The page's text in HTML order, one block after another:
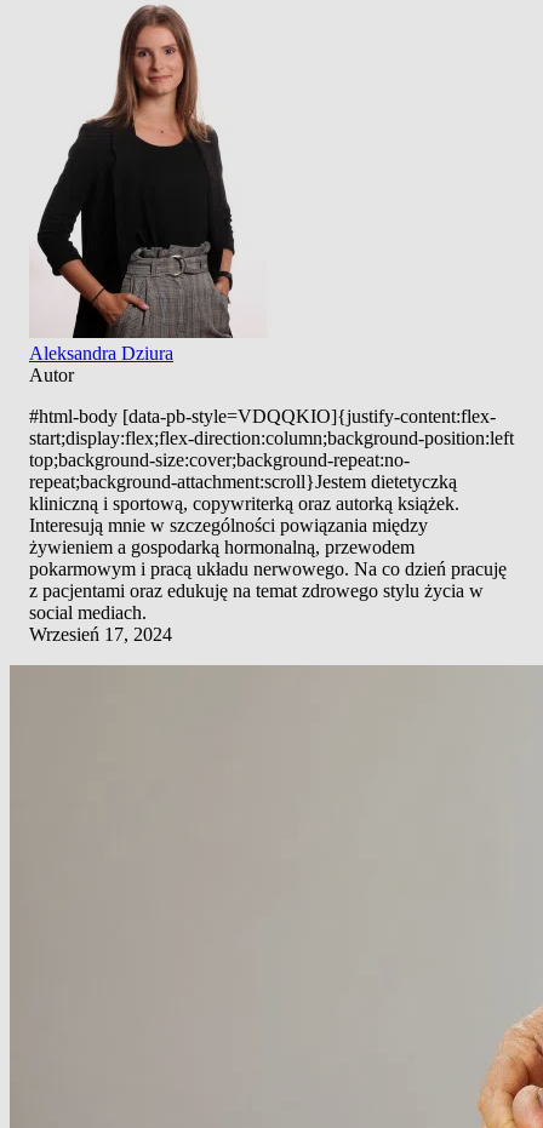
Aleksandra Dziura
Autor
#html-body [data-pb-style=VDQQKIO]{justify-content:flex-
start;display:flex;flex-direction:column;background-position:left
top;background-size:cover;background-repeat:no-
repeat;background-attachment:scroll}Jestem dietetyczką
kliniczną i sportową, copywriterką oraz autorką książek.
Interesują mnie w szczególności powiązania między
żywieniem a gospodarką hormonalną, przewodem
pokarmowym i pracą układu nerwowego. Na co dzień pracuję
z pacjentami oraz edukuję na temat zdrowego stylu życia w
social mediach.
Wrzesień 17, 2024